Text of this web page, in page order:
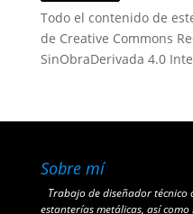
Todo el contenido de
de Creative Commons
SinObraDerivada 4.0
Sobre mí
Trabajo de diseñador
estanterías metálicas, así